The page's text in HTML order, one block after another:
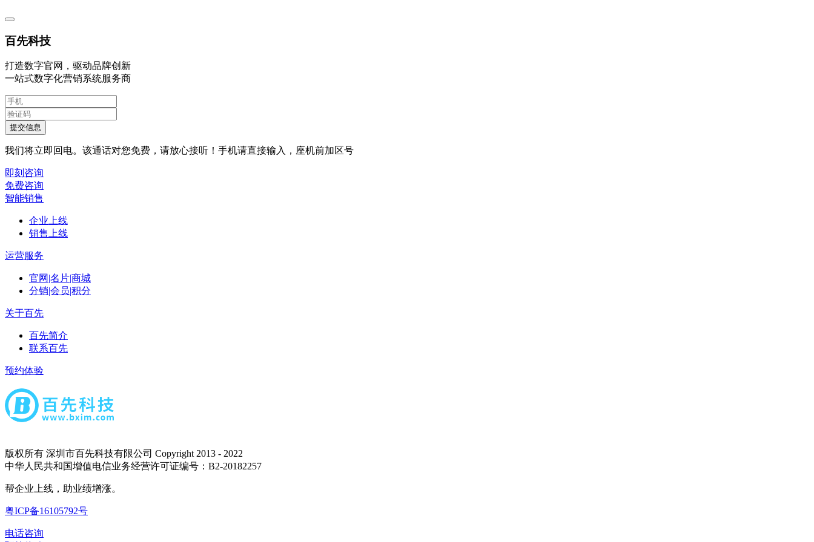
百先科技
打造数字官网，驱动品牌创新
一站式数字化营销系统服务商
提交信息
我们将立即回电。该通话对您免费，请放心接听！手机请直接输入，座机前加区号
即刻咨询
免费咨询
智能销售
企业上线
销售上线
运营服务
官网|名片|商城
分销|会员|积分
关于百先
百先简介
联系百先
预约体验
版权所有 深圳市百先科技有限公司 Copyright 2013 - 2022
中华人民共和国增值电信业务经营许可证编号：B2-20182257
帮企业上线，助业绩增涨。
粤ICP备16105792号
电话咨询